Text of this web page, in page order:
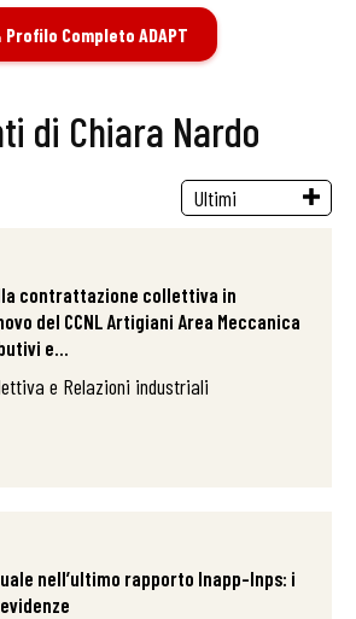
Profilo Completo ADAPT
di Chiara Nardo
contrattazione collettiva in
del CCNL Artigiani Area Meccanica
e...
e Relazioni industriali
nell’ultimo rapporto Inapp-Inps: i